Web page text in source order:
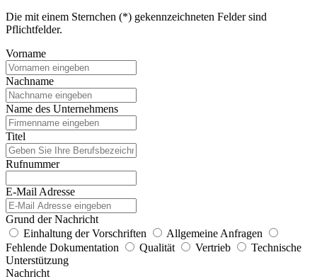
Die mit einem Sternchen (*) gekennzeichneten Felder sind
Pflichtfelder.
Vorname
Nachname
Name des Unternehmens
Titel
Rufnummer
E-Mail Adresse
Grund der Nachricht
Einhaltung der Vorschriften
Allgemeine Anfragen
Fehlende Dokumentation
Qualität Vertrieb
Technische
Unterstützung
Nachricht